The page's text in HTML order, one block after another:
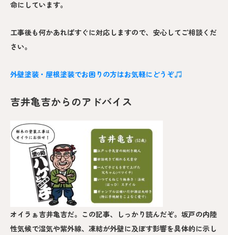
命にしています。
工事後も何かあればすぐに対応しますので、安心してご相談くだ
さい。
外壁塗装・屋根塗装でお困りの方はお気軽にどうぞ
吉井亀吉からのアドバイス
オイラぁ吉井亀吉だ。この記事、しっかり読んだぞ。坂戸の内陸
性気候で湿気や紫外線、凍結が外壁に及ぼす影響を具体的に示し